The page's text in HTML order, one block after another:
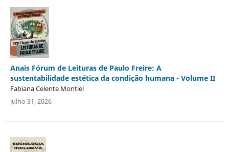
Anais Fórum de Leituras de Paulo Freire: A
sustentabilidade estética da condição humana - Volume II
Fabiana Celente Montiel
julho 31, 2026